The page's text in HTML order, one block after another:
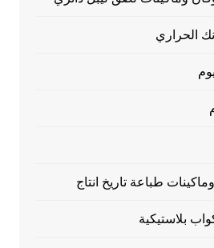
الحراري
طباعة تاريخ انتاج
بلاستيكية